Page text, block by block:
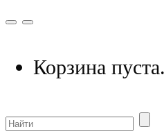
Корзина пуста.